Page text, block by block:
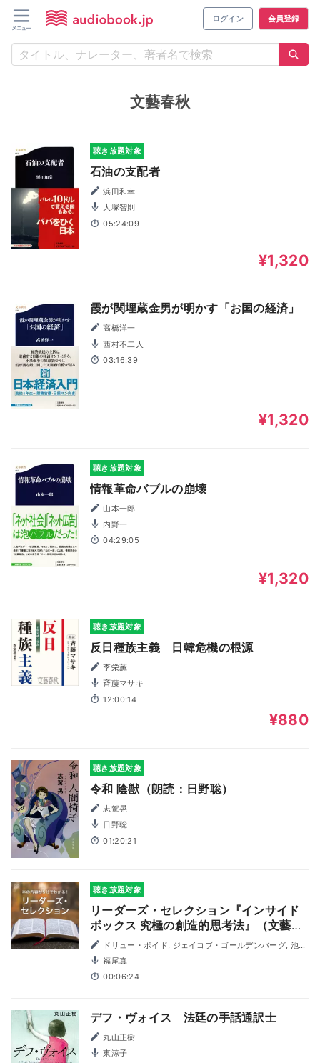
ログイン 会員登録
文藝春秋
聴き放題対象
石油の支配者
浜田和幸
大塚智則
05:24:09
¥1,320
霞が関埋蔵金男が明かす「お国の経済」
高橋洋一
西村不二人
03:16:39
¥1,320
聴き放題対象
情報革命バブルの崩壊
山本一郎
内野一
04:29:05
¥1,320
聴き放題対象
反日種族主義 日韓危機の根源
李栄薫
斉藤マサキ
12:00:14
¥880
聴き放題対象
令和 陰獣（朗読：日野聡）
志駕晃
日野聡
01:20:21
聴き放題対象
リーダーズ・セレクション『インサイド
ボックス 究極の創造的思考法』（文藝春
秋）powered by 新刊JP
千秋／訳
福尾真
00:06:24
デフ・ヴォイス 法廷の手話通訳士
丸山正樹
東涼子